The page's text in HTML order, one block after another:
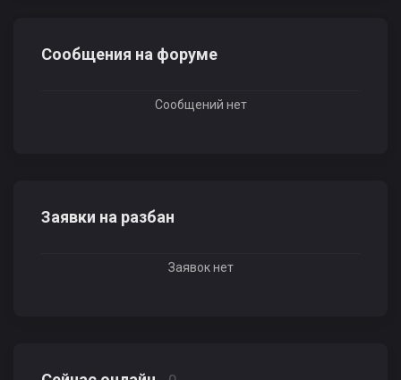
Сообщения на форуме
Сообщений нет
Заявки на разбан
Заявок нет